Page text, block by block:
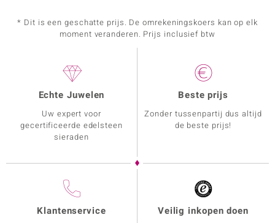
* Dit is een geschatte prijs. De omrekeningskoers kan op elk
moment veranderen. Prijs inclusief btw
Echte Juwelen
Uw expert voor
gecertificeerde edelsteen
sieraden
Beste prijs
Zonder tussenpartij dus altijd
de beste prijs!
Klantenservice Veilig inkopen doen